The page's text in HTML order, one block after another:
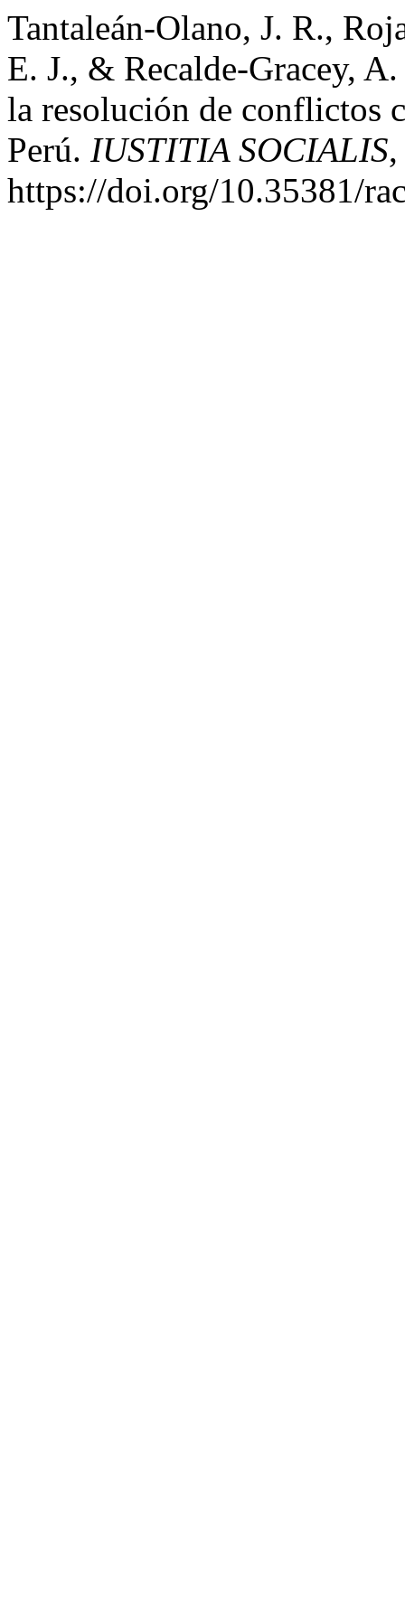
Tantaleán-Olano, J. R.,
E. J., & Recalde-Gracey,
la resolución de conflictos
Perú. IUSTITIA SOCIALIS
https://doi.org/10.35381/